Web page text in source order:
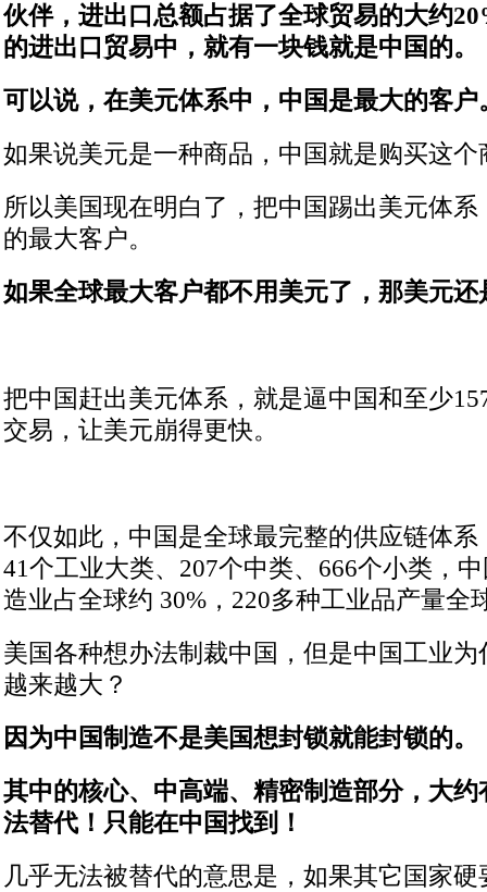
伙伴，进出口总额占据了全球贸易的大约
的进出口贸易中，就有一块钱就是中国的。
可以说，在美元体系中，中国是最大的客户
如果说美元是一种商品，中国就是购买这
所以美国现在明白了，把中国踢出美元体
的最大客户。
如果全球最大客户都不用美元了，那美元
把中国赶出美元体系，就是逼中国和至少
交易，让美元崩得更快。
不仅如此，中国是全球最完整的供应链体
41个工业大类、207个中类、666个小类，
造业占全球约 30%，220多种工业品产量全
美国各种想办法制裁中国，但是中国工业
越来越大？
因为中国制造不是美国想封锁就能封锁的。
其中的核心、中高端、精密制造部分，大
法替代！只能在中国找到！
几乎无法被替代的意思是，如果其它国家